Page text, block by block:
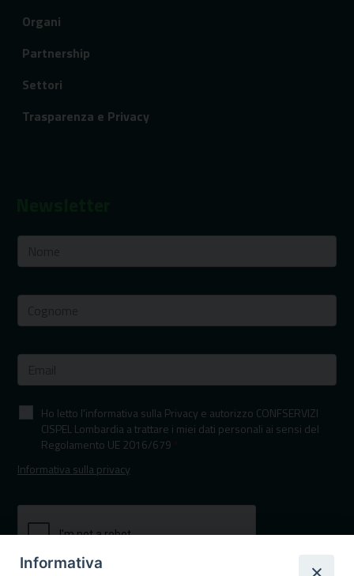
Organi
Partnership
Settori
Trasparenza e Privacy
Ho letto l'informativa sulla Privacy e autorizzo CONFSERVIZI
CISPEL Lombardia a trattare i miei dati personali ai sensi del
Regolamento UE 2016/679 *
Informativa sulla privacy
Informativa